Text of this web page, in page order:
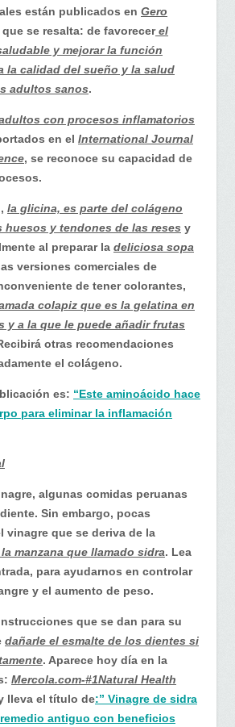
están publicados en Gero
se resalta: de favorecerel
y mejorar la función
la calidad del sueño y la salud
adultos sanos.
con procesos inflamatorios
en el International Journal
, se reconoce su capacidad de
la glicina, es parte del colágeno
huesos y tendones de las reses y
al preparar la deliciosa sopa
versiones comerciales de
de tener colorantes,
colapiz que es la gelatina en
y a la que le puede añadir frutas
otras recomendaciones
el colágeno.
es: “Este aminoácido hace
para eliminar la inflamación
algunas comidas peruanas
Sin embargo, pocas
vinagre que se deriva de la
manzana que llamado sidra. Lea
para ayudarnos en controlar
y el aumento de peso.
que se dan para su
dañarle el esmalte de los dientes si
. Aparece hoy día en la
Mercola.com-#1Natural Health
lleva el título de:” Vinagre de sidra
antiguo con beneficios